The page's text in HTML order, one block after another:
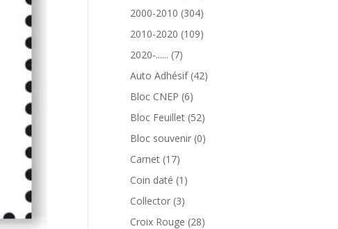
produits
2000-2010 304304
produits
2010-2020 109109
2020-...... 77
produits
Auto Adhésif 4242
Bloc CNEP 66
produits
Bloc Feuillet 5252
produits
Bloc souvenir 00
Carnet 1717
produits
Coin daté 1 1
Collector 33
produits
Croix Rouge 2828